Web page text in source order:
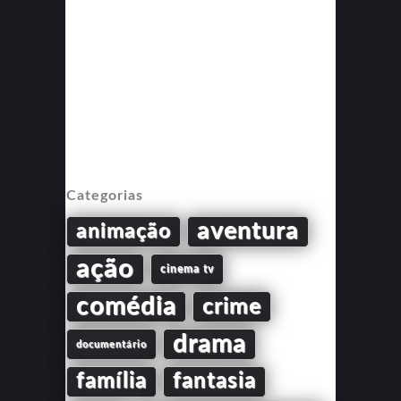
Categorias
animação aventura
ação cinema tv
comédia crime
documentário drama
família fantasia